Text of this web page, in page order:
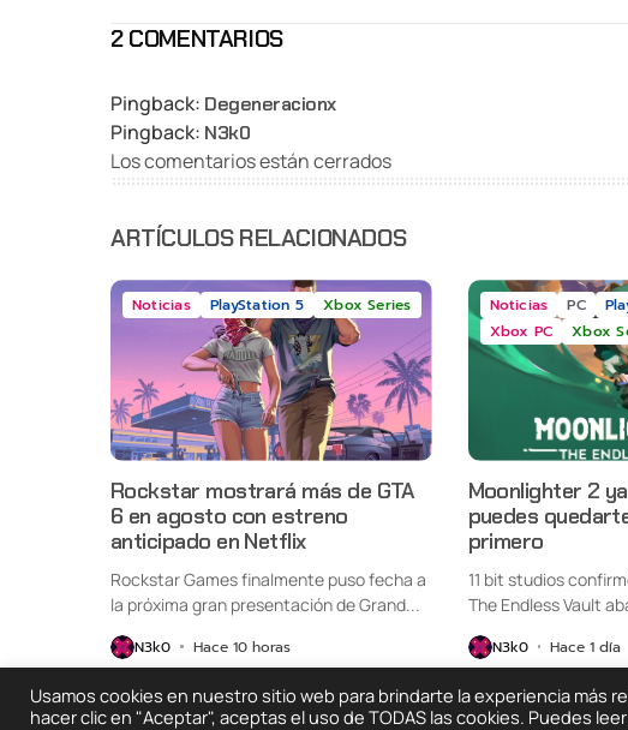
2 COMENTARIOS
Pingback: Degeneracionx
Pingback: N3k0
Los comentarios están cerrados
ARTÍCULOS RELACIONADOS
Noticias PlayStation 5 Xbox Series
Rockstar mostrará más de GTA
6 en agosto con estreno
anticipado en Netflix
Rockstar Games finalmente puso fecha a
la próxima gran presentación de Grand...
N3k0 Hace 10 horas
Noticias PC
Xbox PC
Xbox
Moonlighter 2
puedes
primero
11 bit studios
The Endless Vault
N3k0 Hace 1 día
Usamos cookies en nuestro sitio web para brindarte la experiencia más
hacer clic en "Aceptar", aceptas el uso de TODAS las cookies. Puedes